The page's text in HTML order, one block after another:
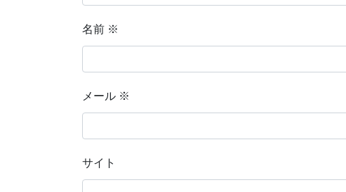
名前 ※
メール ※
サイト